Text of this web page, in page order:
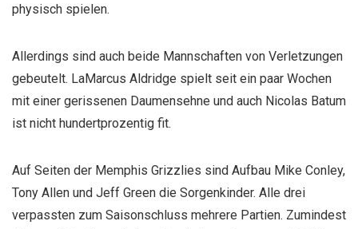
physisch spielen.
Allerdings sind auch beide Mannschaften von Verletzungen
gebeutelt. LaMarcus Aldridge spielt seit ein paar Wochen
mit einer gerissenen Daumensehne und auch Nicolas Batum
ist nicht hundertprozentig fit.
Auf Seiten der Memphis Grizzlies sind Aufbau Mike Conley,
Tony Allen und Jeff Green die Sorgenkinder. Alle drei
verpassten zum Saisonschluss mehrere Partien. Zumindest